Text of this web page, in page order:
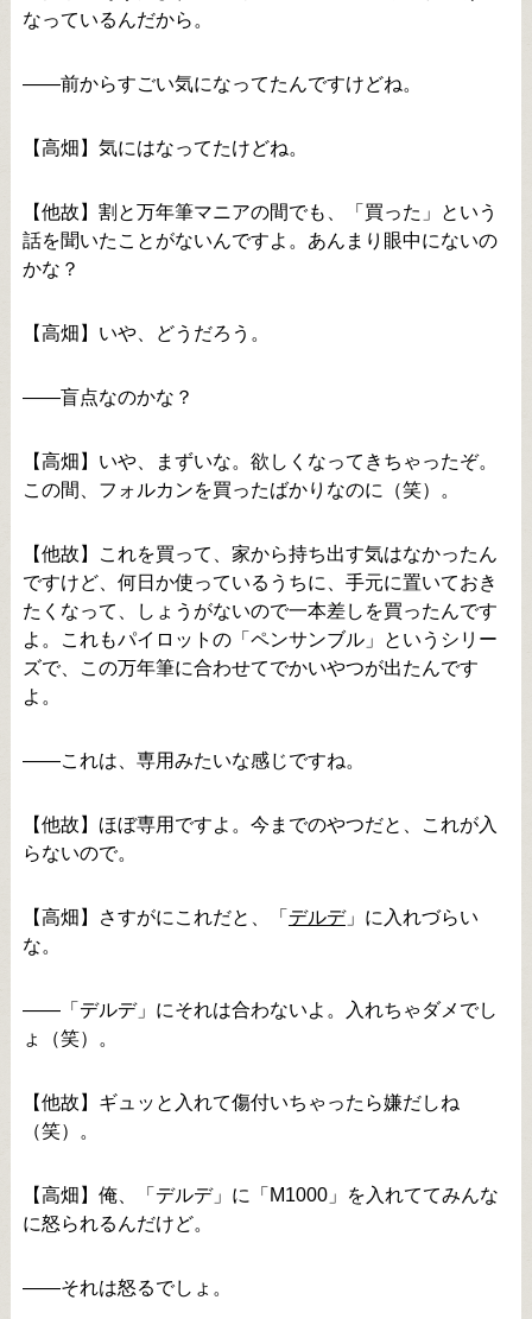
なっているんだから。
――前からすごい気になってたんですけどね。
【高畑】気にはなってたけどね。
【他故】割と万年筆マニアの間でも、「買った」という
話を聞いたことがないんですよ。あんまり眼中にないの
かな？
【高畑】いや、どうだろう。
――盲点なのかな？
【高畑】いや、まずいな。欲しくなってきちゃったぞ。
この間、フォルカンを買ったばかりなのに（笑）。
【他故】これを買って、家から持ち出す気はなかったん
ですけど、何日か使っているうちに、手元に置いておき
たくなって、しょうがないので一本差しを買ったんです
よ。これもパイロットの「ペンサンブル」というシリー
ズで、この万年筆に合わせてでかいやつが出たんです
よ。
――これは、専用みたいな感じですね。
【他故】ほぼ専用ですよ。今までのやつだと、これが入
らないので。
【高畑】さすがにこれだと、「 デルデ」に入れづらい
な。
――「デルデ」にそれは合わないよ。入れちゃダメでし
ょ（笑）。
【他故】ギュッと入れて傷付いちゃったら嫌だしね
（笑）。
【高畑】俺、「デルデ」に「M1000」を入れててみんな
に怒られるんだけど。
――それは怒るでしょ。